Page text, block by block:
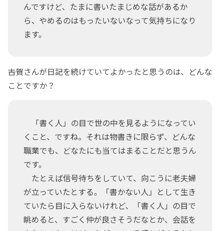
んですけど、たまに書いたまじめな話があるか
ら、やめるのはもったいないなって気持ちになり
ます。
――古賀さんが日記を続けていてよかったと思うのは、どんな
ことですか？
「書く人」の目で世の中を見るようになってい
くこと、ですね。それは物書きに限らず、どんな
職業でも、どなたにも当てはまることだと思うん
です。
たとえば信号待ちをしていて、向こうに老夫婦
が立っていたとする。「書かない人」として生き
ていたら目に入らないけれど、「書く人」の目で
眺めると、すごく仲が良さそうだなとか、会話を